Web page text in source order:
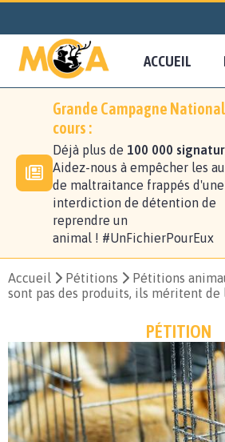
ACCUEIL
Grande Campagne
cours :
Déjà plus de 100 000
Aidez-nous à empêcher les
de maltraitance frappés d'une
interdiction de détention de
reprendre un
animal ! #UnFichierPourEux
Accueil Pétitions Pétitions
sont pas des produits, ils méritent de
PÉTITION